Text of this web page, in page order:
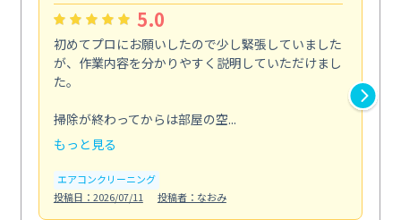
5.0
初めてプロにお願いしたので少し緊張していました
が、作業内容を分かりやすく説明していただけまし
た。
掃除が終わってからは部屋の空...
もっと見る
エアコンクリーニング
投稿日：2026/07/11
投稿者：なおみ